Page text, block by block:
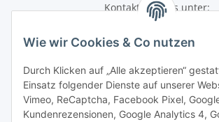
Wie wir Cookies & Co nutzen
Durch Klicken auf „Alle akzeptieren“
Einsatz folgender Dienste auf unserer
Vimeo, ReCaptcha, Facebook Pixel,
Kundenrezensionen, Google Analytics 4,
Kontaktiere uns unter:
shop@baunativ.de
+49 3435 66699899
Gesetzliche Informationen